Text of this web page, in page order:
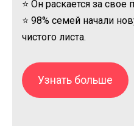
⭐ Он раскается за
⭐ 98% семей начали
чистого листа.
Узнать больше